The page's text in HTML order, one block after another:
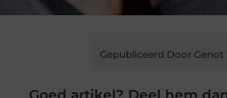
Gepubliceerd Door Genot